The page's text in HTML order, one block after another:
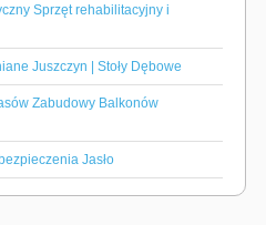
Sprzęt rehabilitacyjny i
Juszczyn | Stoły Dębowe
Zabudowy Balkonów
Jasło